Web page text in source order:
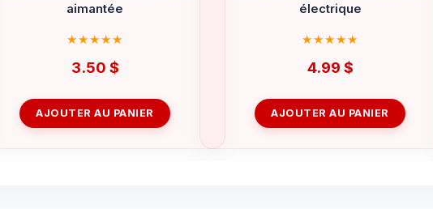
aimantée
3.50 $
AJOUTER AU PANIER
électrique
4.99 $
AJOUTER AU PANIER